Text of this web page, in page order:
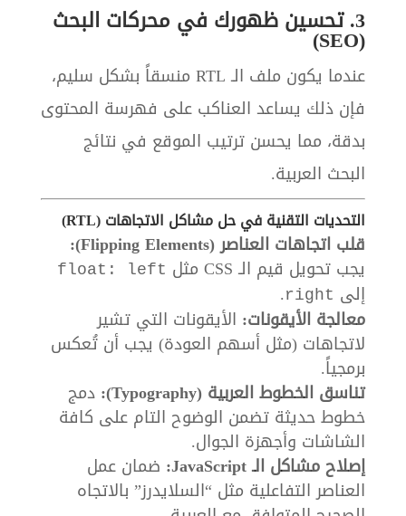
3. تحسين ظهورك في محركات البحث
(SEO)
عندما يكون ملف الـ RTL منسقاً بشكل سليم،
فإن ذلك يساعد العناكب على فهرسة المحتوى
بدقة، مما يحسن ترتيب الموقع في نتائج
البحث العربية.
التحديات التقنية في حل مشاكل الاتجاهات (RTL)
قلب اتجاهات العناصر (Flipping Elements):
يجب تحويل قيم الـ CSS مثل float: left
إلى right
.
معالجة الأيقونات: الأيقونات التي تشير
لاتجاهات (مثل أسهم العودة) يجب أن تُعكس
برمجياً.
تناسق الخطوط العربية (Typography): دمج
خطوط حديثة تضمن الوضوح التام على كافة
الشاشات وأجهزة الجوال.
إصلاح مشاكل الـ JavaScript: ضمان عمل
العناصر التفاعلية مثل “السلايدرز” بالاتجاه